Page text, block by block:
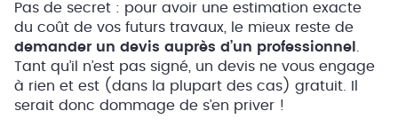
Pas de secret : pour avoir une estimation exacte
du coût de vos futurs travaux, le mieux reste de
demander un devis auprès d’un professionnel
Tant qu’il n’est pas signé, un devis ne vous engage
à rien et est (dans la plupart des cas) gratuit. Il
serait donc dommage de s’en priver !